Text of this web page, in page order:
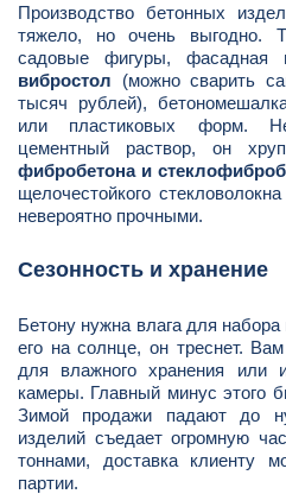
Производство бетонных
тяжело, но очень выгодно.
садовые фигуры, фасадная
вибростол (можно сварить
тысяч рублей),
или пластиковых форм.
цементный раствор, он
фибробетона и
щелочестойкого
невероятно прочными.
Сезонность и хранение
Бетону нужна влага для
его на солнце, он треснет.
для влажного хранения или
камеры. Главный минус этого
Зимой продажи падают до
изделий съедает огромную
тоннами, доставка клиенту
партии.